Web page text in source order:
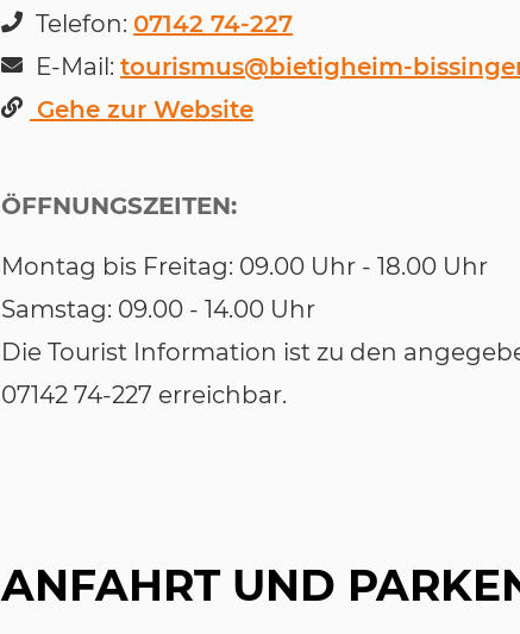
Telefon: 07142 74-227
E-Mail:tourismus@bietigheim-
Gehe zur Website
ÖFFNUNGSZEITEN:
Montag bis Freitag: 09.00 Uhr - 18.00 Uhr
Samstag: 09.00 - 14.00 Uhr
Die Tourist Information ist zu den
07142 74-227 erreichbar.
ANFAHRT UND